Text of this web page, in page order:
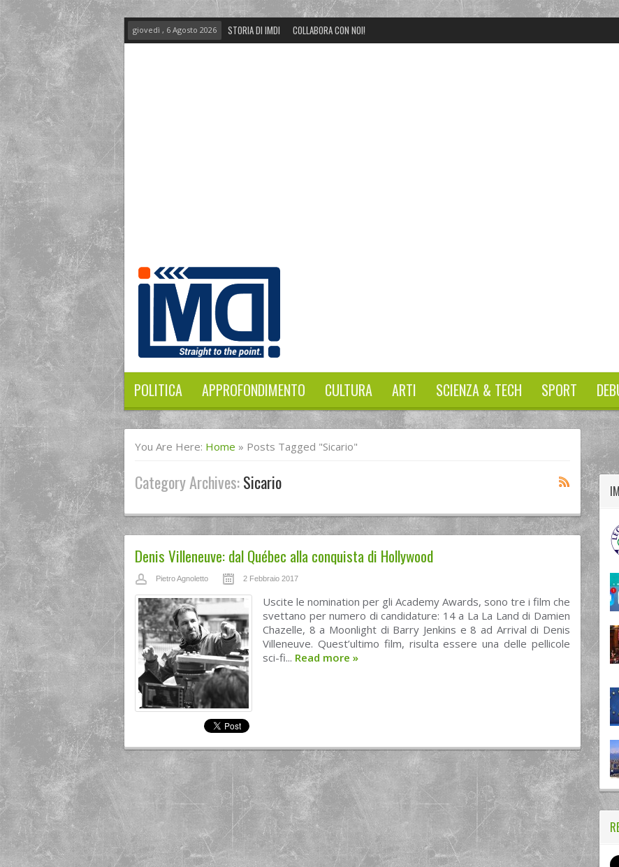
giovedì , 6 Agosto 2026 STORIA DI IMDI COLLABORA CON NOI!
POLITICA APPROFONDIMENTO CULTURA ARTI SCIENZA & TECH SPORT
You Are Here: Home » Posts Tagged "sicario"
Category Archives:Sicario
Denis Villeneuve: dal Québec alla conquista di Hollywood
Pietro Agnoletto 2 Febbraio 2017
Uscite le nomination per gli Academy Awards, sono tre i film che
svettano per numero di candidature: 14 a La La Land di Damien
Chazelle, 8 a Moonlight di Barry Jenkins e 8 ad Arrival di Denis
Villeneuve. Quest’ultimo film, risulta essere una delle pellicole
sci-fi... Read more »